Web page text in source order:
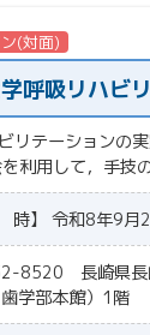
(対面)
呼吸リハビ
リテーションの
利用して，手技
時】 令和8年9
8520 長崎県長
歯学部本館）1階